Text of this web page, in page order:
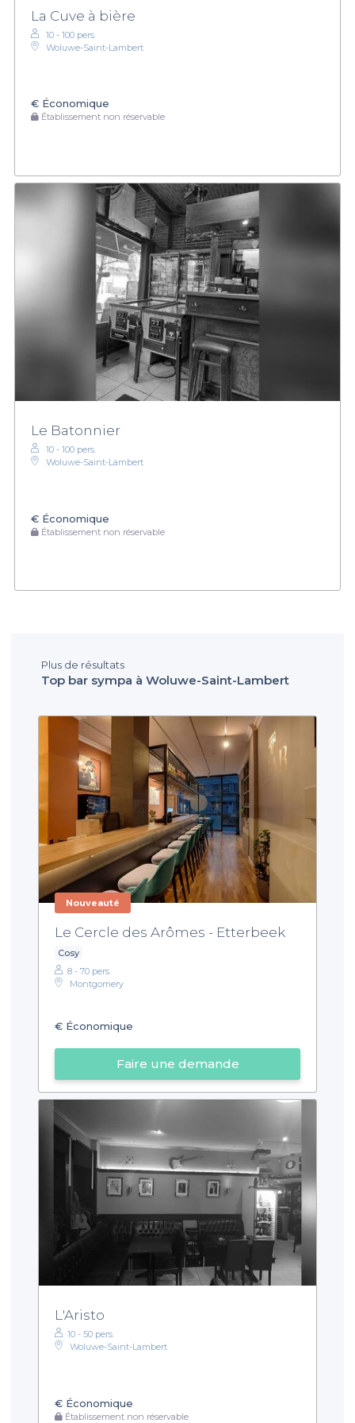
La Cuve à bière
10 - 100 pers.
Woluwe-Saint-Lambert
€ Économique
Établissement non réservable
Le Batonnier
10 - 100 pers.
Woluwe-Saint-Lambert
€ Économique
Établissement non réservable
Plus de résultats
Top bar sympa à Woluwe-Saint-Lambert
Nouveauté
Le Cercle des Arômes - Etterbeek
Cosy
8 - 70 pers.
Montgomery
€ Économique
Faire une demande
L'Aristo
10 - 50 pers.
Woluwe-Saint-Lambert
€ Économique
Établissement non réservable